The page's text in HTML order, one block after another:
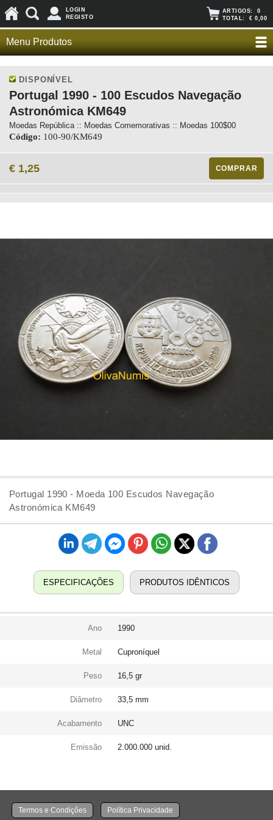
LOGIN
REGISTO
ARTIGOS: 0
TOTAL: € 0,00
Menu Produtos
DISPONÍVEL
Portugal 1990 - 100 Escudos Navegação
Astronómica KM649
Moedas República :: Moedas Comemorativas :: Moedas 100$00
Código: 100-90/KM649
€ 1,25 COMPRAR
Portugal 1990 - Moeda 100 Escudos Navegação
Astronómica KM649
ESPECIFICAÇÕES PRODUTOS IDÊNTICOS
Ano 1990
Metal Cuproníquel
Peso 16,5 gr
Diâmetro 33,5 mm
Acabamento UNC
Emissão 2.000.000 unid.
Termos e Condições Política Privacidade